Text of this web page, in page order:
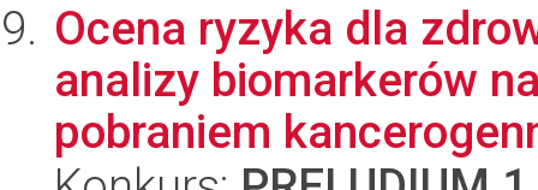
Ocena ryzyka dla
analizy biomarkerów
pobraniem